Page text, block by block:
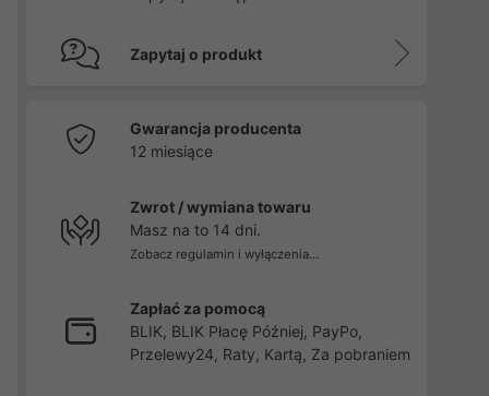
Zapytaj o produkt
Gwarancja producenta
12 miesiące
Zwrot / wymiana towaru
Masz na to 14 dni.
Zobacz regulamin i wyłączenia...
Zapłać za pomocą
BLIK, BLIK Płacę Później, PayPo,
Przelewy24, Raty, Kartą, Za pobraniem